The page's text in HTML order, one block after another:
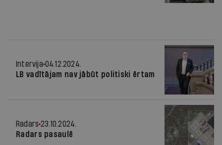
Intervija 04.12.2024.
LB vadītājam nav jābūt politiski ērtam
Radars 23.10.2024.
Radars pasaulē